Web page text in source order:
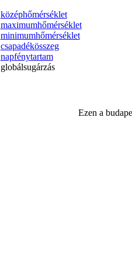
középhőmérséklet
maximumhőmérséklet
minimumhőmérséklet
csapadékösszeg
napfénytartam
globálsugárzás
Ezen a